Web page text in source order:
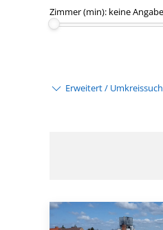
Zimmer (min): keine Angabe
Erweitert /